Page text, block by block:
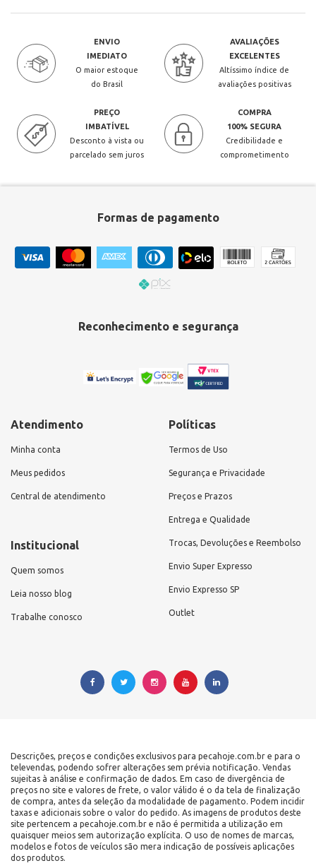
ENVIO
IMEDIATO
O maior estoque
do Brasil
AVALIAÇÕES
EXCELENTES
Altíssimo índice de
avaliações positivas
PREÇO
IMBATÍVEL
Desconto à vista ou
parcelado sem juros
COMPRA
100% SEGURA
Credibilidade e
comprometimento
Formas de pagamento
Reconhecimento e segurança
Atendimento
Minha conta
Meus pedidos
Central de atendimento
Institucional
Quem somos
Leia nosso blog
Trabalhe conosco
Políticas
Termos de Uso
Segurança e Privacidade
Preços e Prazos
Entrega e Qualidade
Trocas, Devoluções e Reembolso
Envio Super Expresso
Envio Expresso SP
Outlet
Descrições, preços e condições exclusivos para pecahoje.com.br e para o
televendas, podendo sofrer alterações sem prévia notificação. Vendas
sujeitas à análise e confirmação de dados. Em caso de divergência de
preços no site e valores de frete, o valor válido é o da tela de finalização
de compra, antes da seleção da modalidade de pagamento. Podem incidir
taxas e adicionais sobre o valor do pedido. As imagens de produtos deste
site pertencem a pecahoje.com.br e não é permitida a utilização em
quaisquer meios sem autorização explícita. O uso de nomes de marcas,
modelos e fotos de veículos são mera indicação de possíveis aplicações
dos produtos.